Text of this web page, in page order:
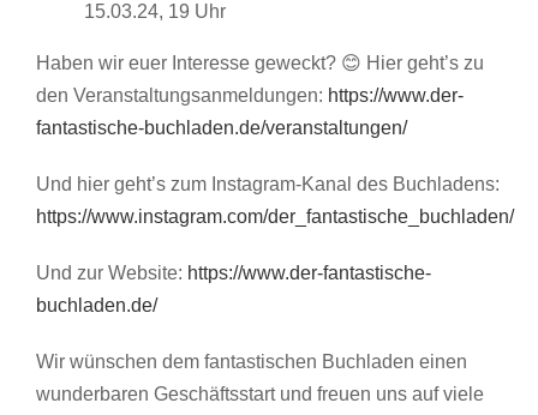
15.03.24, 19 Uhr
Haben wir euer Interesse geweckt? 😊 Hier geht’s zu
den Veranstaltungsanmeldungen: https://www.der-
fantastische-buchladen.de/veranstaltungen/
Und hier geht’s zum Instagram-Kanal des Buchladens:
https://www.instagram.com/der_fantastische_buchladen/
Und zur Website: https://www.der-fantastische-
buchladen.de/
Wir wünschen dem fantastischen Buchladen einen
wunderbaren Geschäftsstart und freuen uns auf viele